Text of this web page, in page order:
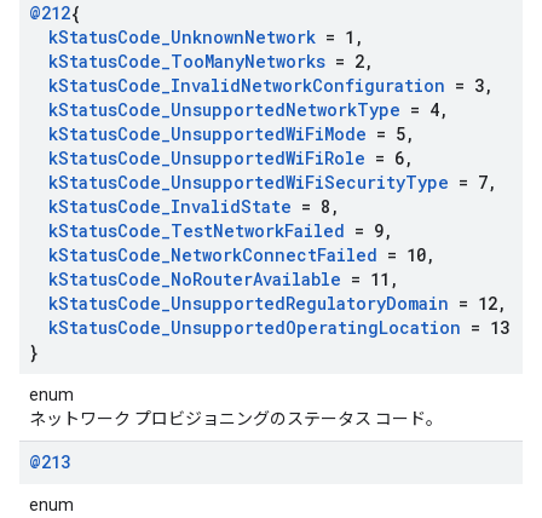
@212{
kStatusCode_UnknownNetwork = 1 ,
kStatusCode_TooManyNetworks = 2,
kStatusCode_InvalidNetworkConfiguration = 3,
kStatusCode_UnsupportedNetworkType = 4,
kStatusCode_UnsupportedWiFiMode = 5,
kStatusCode_UnsupportedWiFiRole = 6,
kStatusCode_UnsupportedWiFiSecurityType = 7,
kStatusCode_InvalidState = 8 ,
kStatusCode_TestNetworkFailed = 9,
kStatusCode_NetworkConnectFailed = 10,
kStatusCode_NoRouterAvailable = 11 ,
kStatusCode_UnsupportedRegulatoryDomain = 12,
kStatusCode_UnsupportedOperatingLocation = 13
}
enum
ネットワーク プロビジョニングのステータス コード。
@213
enum